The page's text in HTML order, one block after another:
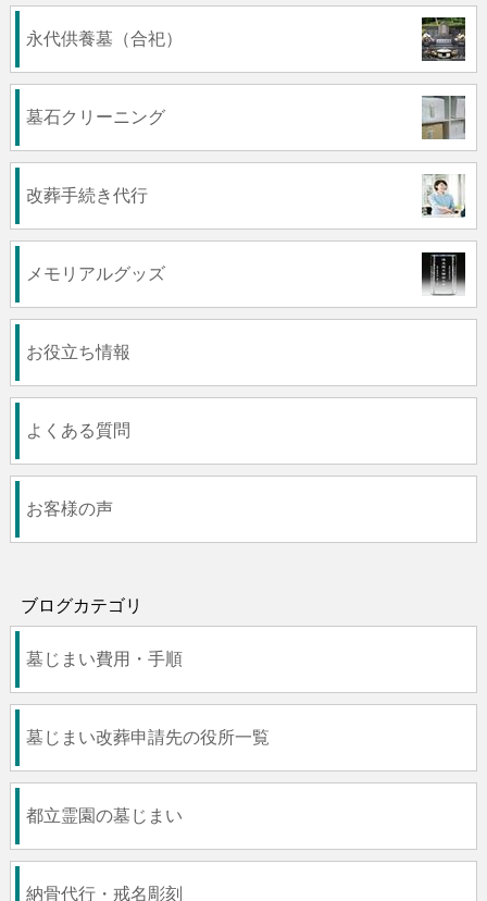
永代供養墓（合祀）
墓石クリーニング
改葬手続き代行
メモリアルグッズ
お役立ち情報
よくある質問
お客様の声
ブログカテゴリ
墓じまい費用・手順
墓じまい改葬申請先の役所一覧
都立霊園の墓じまい
納骨代行・戒名彫刻